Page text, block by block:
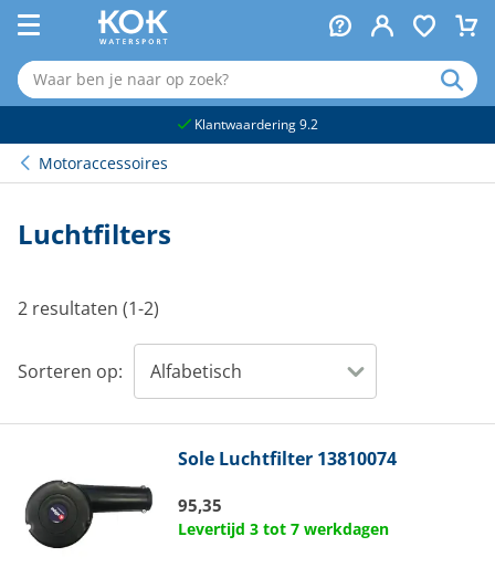
Klantwaardering 9.2
Motoraccessoires
Luchtfilters
2 resultaten (1-2)
Sorteren op:
Sole Luchtfilter 13810074
95,35
Levertijd 3 tot 7 werkdagen